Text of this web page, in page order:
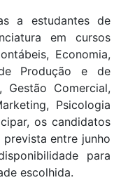
a estudantes de
em cursos
Economia,
Produção e de
Gestão Comercial,
Psicologia
os candidatos
entre junho
para
escolhida.